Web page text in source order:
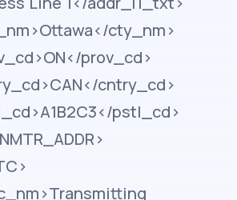
cty_nm>
prov_cd>
cntry_cd>
pstl_cd>